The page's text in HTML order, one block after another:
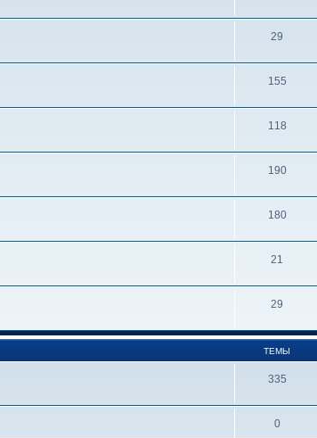
29
155
118
190
180
21
29
ТЕМЫ
335
0